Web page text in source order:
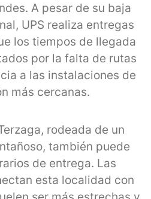
A pesar de su baja
UPS realiza entregas
los tiempos de llegada
por la falta de rutas
a las instalaciones de
más cercanas.
rodeada de un
también puede
de entrega. Las
esta localidad con